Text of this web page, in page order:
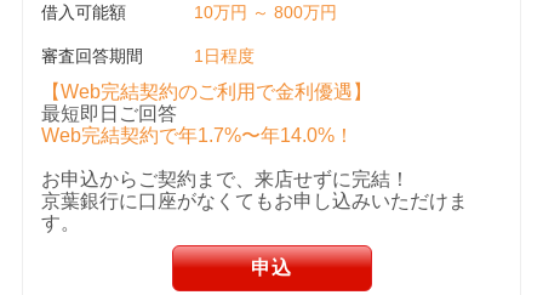
借入可能額 10万円 ～ 800万円
審査回答期間 1日程度
【Web完結契約のご利用で金利優遇】
最短即日ご回答
Web完結契約で年1.7%〜年14.0%！
お申込からご契約まで、来店せずに完結！
京葉銀行に口座がなくてもお申し込みいただけま
す。
申込